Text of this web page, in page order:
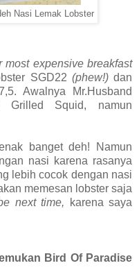
Nasi Lemak Lobster
most expensive breakfast
SGD22 (phew!)dan
Awalnya Mr.Husband
Grilled Squid, namun
banget deh! Namun
nasi karena rasanya
lebih cocok dengan nasi
memesan lobster saja
next time, karena saya
Bird Of Paradise